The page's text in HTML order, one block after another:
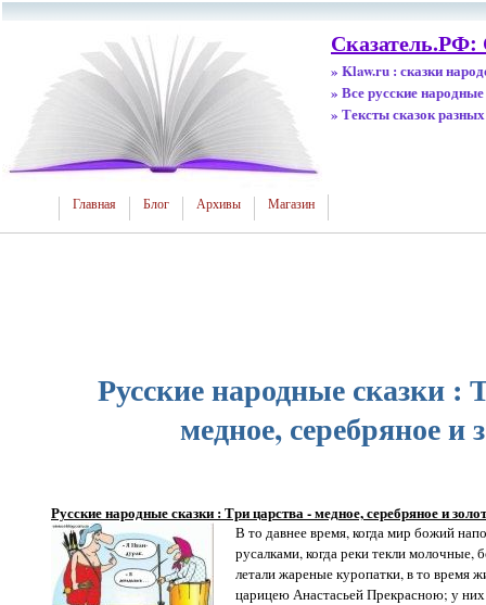
Сказатель.РФ:
» Klaw.ru : сказки
» Все русские народные
» Тексты сказок
Главная Блог Архивы Магазин
Русские народные сказки :
медное, серебряное и
Русские народные сказки : Три царства - медное, серебряное и
В то давнее время, когда мир божий
русалками, когда реки текли молочные,
летали жареные куропатки, в то время
царицею Анастасьей Прекрасною; у